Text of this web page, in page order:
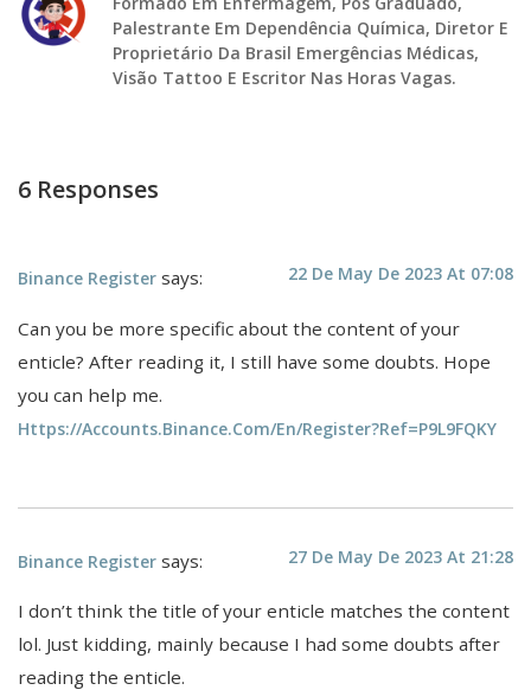
Palestrante Em Dependência Química, Diretor E
Proprietário Da Brasil Emergências Médicas,
Visão Tattoo E Escritor Nas Horas Vagas.
6 Responses
Binance Register says: 22 De May De 2023 At 07:08
Can you be more specific about the content of your
enticle? After reading it, I still have some doubts. Hope
you can help me.
Https://accounts.binance.com/en/register?ref=P9L9FQKY
Binance Register says: 27 De May De 2023 At 21:28
I don’t think the title of your enticle matches the content
lol. Just kidding, mainly because I had some doubts after
reading the enticle.